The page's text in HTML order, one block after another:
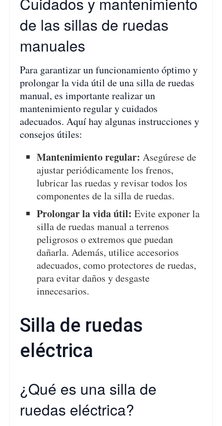
de las sillas de ruedas
manuales
Para garantizar un funcionamiento óptimo y
prolongar la vida útil de una silla de ruedas
manual, es importante realizar un
mantenimiento regular y cuidados
adecuados. Aquí hay algunas instrucciones y
consejos útiles:
Mantenimiento regular: Asegúrese de
ajustar periódicamente los frenos,
lubricar las ruedas y revisar todos los
componentes de la silla de ruedas.
Prolongar la vida útil: Evite exponer la
silla de ruedas manual a terrenos
peligrosos o extremos que puedan
dañarla. Además, utilice accesorios
adecuados, como protectores de ruedas,
para evitar daños y desgaste
innecesarios.
Silla de ruedas
eléctrica
¿Qué es una silla de
ruedas eléctrica?